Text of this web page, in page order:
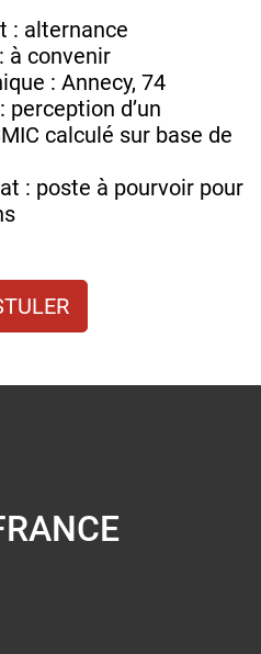
: alternance
à convenir
: Annecy, 74
perception d’un
calculé sur base de
: poste à pourvoir pour